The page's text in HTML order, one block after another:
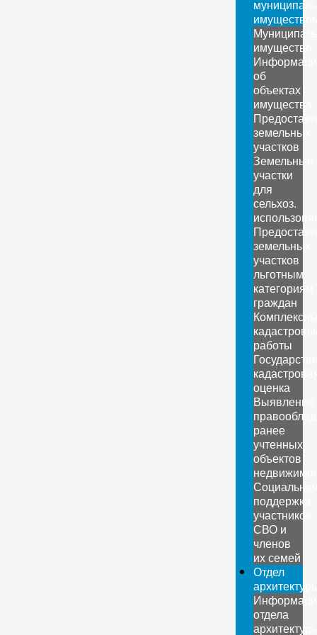
имущество
об
объектах
имущества
земельных
участков
Земельные
участки
для
сельхоз.
земельных
участков
льготным
категориям
граждан
работы
оценка
Выявление
ранее
учтенных
объектов
поддержка
участников
СВО и
членов
их семей
Отдел
отдела